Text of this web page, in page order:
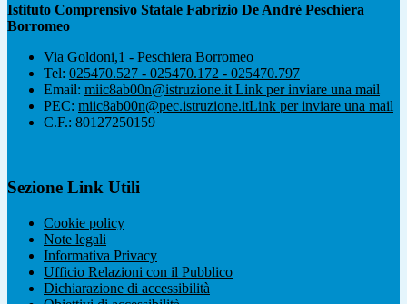
Istituto Comprensivo Statale Fabrizio De Andrè Peschiera
Borromeo
Via Goldoni,1 - Peschiera Borromeo
Tel: 025470.527 - 025470.172 - 025470.797
Email: miic8ab00n@istruzione.it Link per inviare una mail
PEC: miic8ab00n@pec.istruzione.itLink per inviare una mail
C.F.: 80127250159
Sezione Link Utili
Cookie policy
Note legali
Informativa Privacy
Ufficio Relazioni con il Pubblico
Dichiarazione di accessibilità